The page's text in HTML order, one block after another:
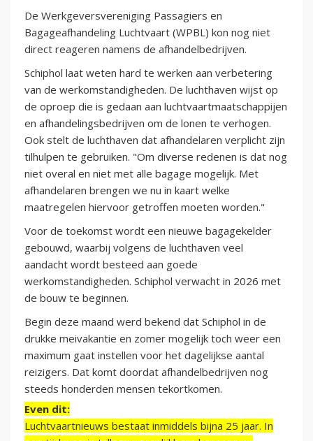
De Werkgeversvereniging Passagiers en
Bagageafhandeling Luchtvaart (WPBL) kon nog niet
direct reageren namens de afhandelbedrijven.
Schiphol laat weten hard te werken aan verbetering
van de werkomstandigheden. De luchthaven wijst op
de oproep die is gedaan aan luchtvaartmaatschappijen
en afhandelingsbedrijven om de lonen te verhogen.
Ook stelt de luchthaven dat afhandelaren verplicht zijn
tilhulpen te gebruiken. "Om diverse redenen is dat nog
niet overal en niet met alle bagage mogelijk. Met
afhandelaren brengen we nu in kaart welke
maatregelen hiervoor getroffen moeten worden."
Voor de toekomst wordt een nieuwe bagagekelder
gebouwd, waarbij volgens de luchthaven veel
aandacht wordt besteed aan goede
werkomstandigheden. Schiphol verwacht in 2026 met
de bouw te beginnen.
Begin deze maand werd bekend dat Schiphol in de
drukke meivakantie en zomer mogelijk toch weer een
maximum gaat instellen voor het dagelijkse aantal
reizigers. Dat komt doordat afhandelbedrijven nog
steeds honderden mensen tekortkomen.
Even dit:
Luchtvaartnieuws bestaat inmiddels bijna 25 jaar. In